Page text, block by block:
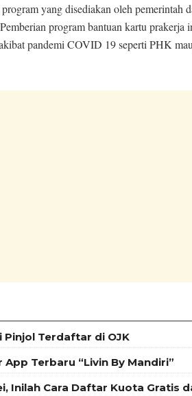
yang disediakan oleh pemerintah
program bantuan kartu prakerja
pandemi COVID 19 seperti PHK
Pinjol Terdaftar di OJK
App Terbaru “Livin By Mandiri”
Inilah Cara Daftar Kuota Gratis